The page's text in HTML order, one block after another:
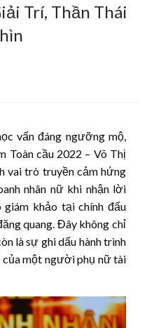
Trí, Thần Thái
vấn đáng ngưỡng mộ,
Toàn cầu 2022 – Võ Thị
vai trò truyền cảm hứng
nhân nữ khi nhận lời
khảo tại chính đấu
quang. Đây không chỉ
là sự ghi dấu hành trình
một người phụ nữ tài